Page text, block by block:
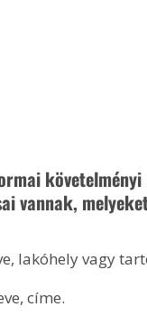
követelményi
vannak,
lakóhely vagy
címe.